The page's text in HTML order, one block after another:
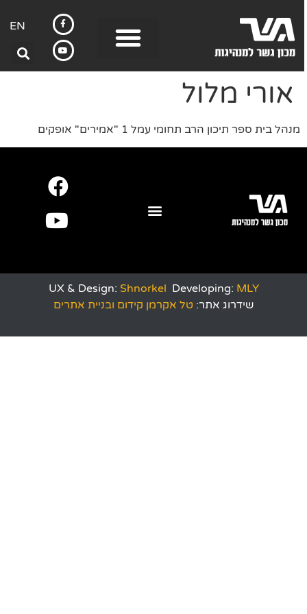
EN
אורי מלול
מנהל בית ספר תיכון הרב תחומי עמל 1 "אמירים" אופקים
UX & Design:Shnorkel Developing:MLY
שידרוג אתר: טל אקרמן קידום ובניית אתרים